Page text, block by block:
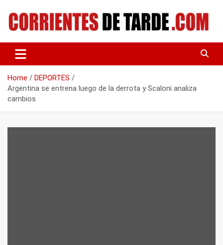
content
CORRIENTES DE TARDE
Home
DEPORTES
Argentina se entrena luego de la derrota y Scaloni analiza
cambios